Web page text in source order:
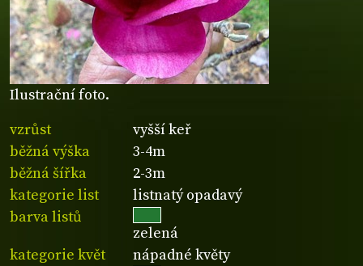
Ilustrační foto.
vzrůst
vyšší keř
běžná výška
3-4m
běžná šířka
2-3m
kategorie list
listnatý opadavý
barva listů
zelená
kategorie květ
nápadné květy